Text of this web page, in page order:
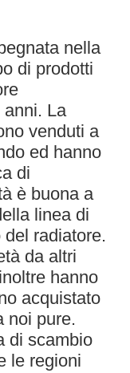
nella
di prodotti
anni. La
venduti a
ed hanno
di
è buona a
linea di
radiatore.
da altri
hanno
acquistato
noi pure.
di scambio
le regioni